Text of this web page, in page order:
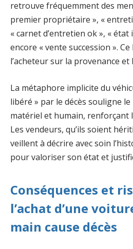
retrouve fréquemment des
premier propriétaire », «
« carnet d’entretien ok », « état
encore « vente succession ».
l’acheteur sur la provenance et
La métaphore implicite du
libéré » par le décès souligne
matériel et humain, renforçant
Les vendeurs, qu’ils soient
veillent à décrire avec soin
pour valoriser son état et
Conséquences et
l’achat d’une
main cause décès